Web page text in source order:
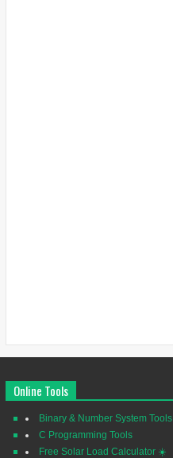
Online Tools
Binary & Number System Tools
C Programming Tools
Free Solar Load Calculator ☀️